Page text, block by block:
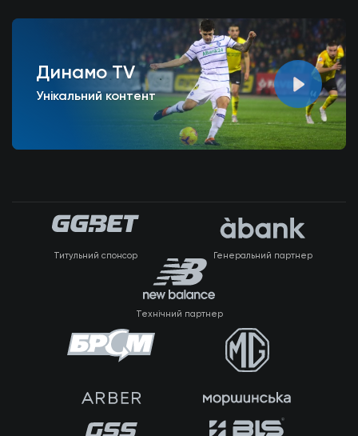
Динамо TV
Унікальний контент
Титульний спонсор Генеральний партнер
Технічний партнер